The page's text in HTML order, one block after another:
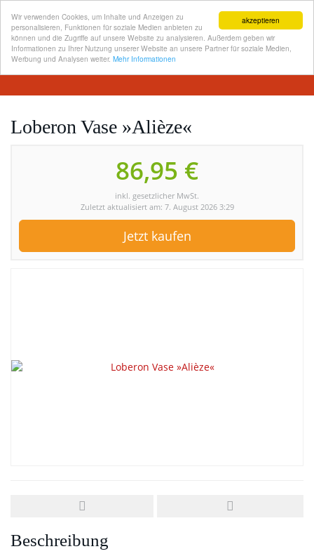
akzeptieren
Wir verwenden Cookies, um Inhalte und Anzeigen zu
personalisieren, Funktionen für soziale Medien anbieten zu
können und die Zugriffe auf unsere Website zu analysieren. Außerdem geben wir
Informationen zu Ihrer Nutzung unserer Website an unsere Partner für soziale Medien,
Werbung und Analysen weiter. Mehr Informationen
Skip
content
Loberon Vase »Alièze«
86,95 €
inkl. gesetzlicher MwSt.
Zuletzt aktualisiert am: 7. August 2026 3:29
Jetzt kaufen
Beschreibung